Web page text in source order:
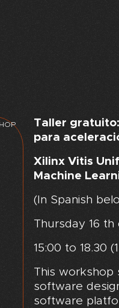
Taller
para
Xilinx Vitis
Machine
(In Spanish
Thursday 16 th
15:00 to 18.30
This
software
software